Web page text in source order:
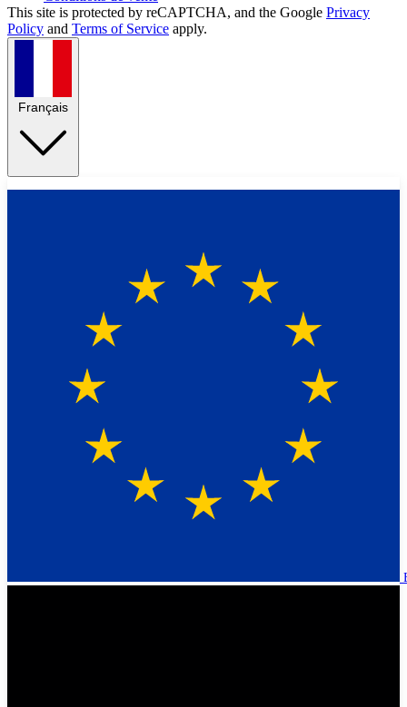
This site is protected by reCAPTCHA, and the Google Privacy
Policy and Terms of Service apply.
Français